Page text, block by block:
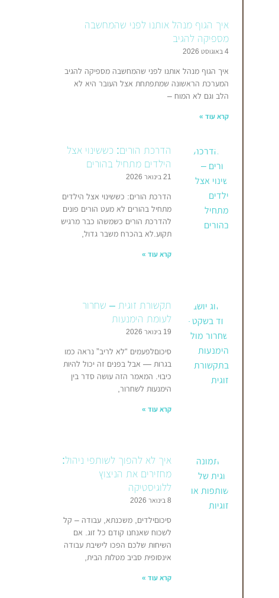
‏איך הגוף מנהל אותנו לפני שהמחשבה
מספיקה להגיב
4 באוגוסט 2026
איך הגוף מנהל אותנו לפני שהמחשבה מספיקה להגיב
המערכת הראשונה שמתפתחת אצל העובר היא לא
הלב וגם לא המוח –
קרא עוד »
הדרכת הורים: כששינוי אצל
הילדים מתחיל בהורים
21 בינואר 2026
הדרכת הורים: כששינוי אצל הילדים
מתחיל בהורים לא מעט הורים פונים
להדרכת הורים כשמשהו כבר מרגיש
תקוע.לא בהכרח משבר גדול,
קרא עוד »
תקשורת זוגית – שחרור
לעומת הימנעות
19 בינואר 2026
סיכוםלפעמים “לא לריב” נראה כמו
בגרות — אבל בפנים זה יכול להיות
כיבוי. המאמר הזה עושה סדר בין
הימנעות לשחרור,
קרא עוד »
איך לא להפוך לשותפי ניהול:
מחזירים את הניצוץ
ללוגיסטיקה
8 בינואר 2026
סיכוםילדים, משכנתא, עבודה – קל
לשכוח שאנחנו קודם כל זוג. אם
השיחות שלכם הפכו לישיבת עבודה
אינסופית סביב מטלות הבית,
קרא עוד »